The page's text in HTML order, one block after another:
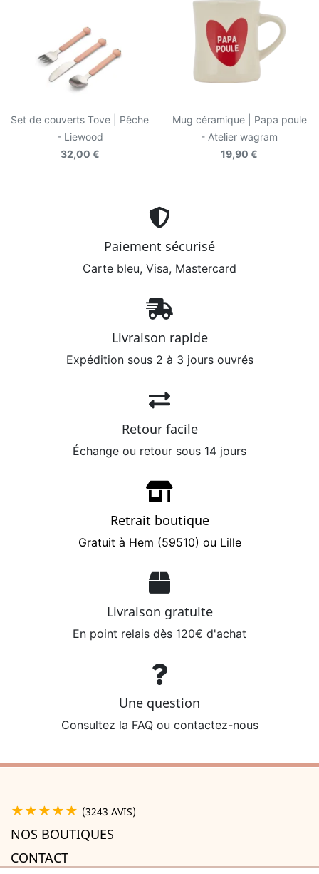
Set de couverts Tove | Pêche
- Liewood
32,00 €
Mug céramique | Papa poule
- Atelier wagram
19,90 €
Paiement sécurisé
Carte bleu, Visa, Mastercard
Livraison rapide
Expédition sous 2 à 3 jours ouvrés
Retour facile
Échange ou retour sous 14 jours
Retrait boutique
Gratuit à Hem (59510) ou Lille
Livraison gratuite
En point relais dès 120€ d'achat
Une question
Consultez la FAQ ou contactez-nous
★★★★★ (3243 AVIS)
NOS BOUTIQUES
CONTACT